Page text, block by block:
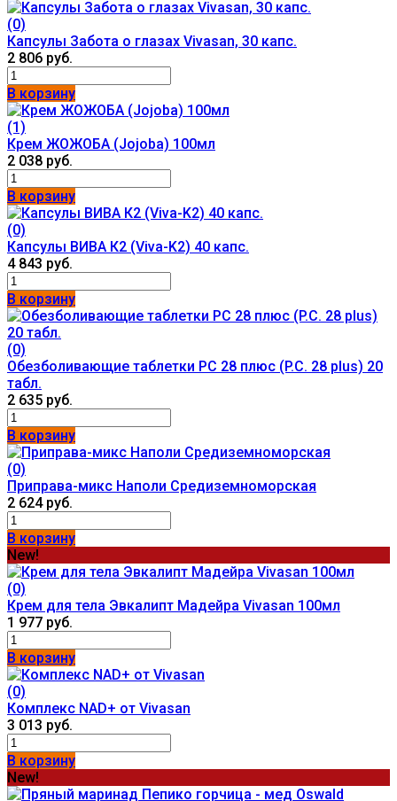
(0)
Капсулы Забота о глазах Vivasan, 30 капс.
2 806 руб.
В корзину
(1)
Крем ЖОЖОБА (Jojoba) 100мл
2 038 руб.
В корзину
(0)
Капсулы ВИВА К2 (Viva-K2) 40 капс.
4 843 руб.
В корзину
(0)
Обезболивающие таблетки PC 28 плюс (P.C. 28 plus) 20
табл.
2 635 руб.
В корзину
(0)
Приправа-микс Наполи Средиземноморская
2 624 руб.
В корзину
New!
(0)
Крем для тела Эвкалипт Мадейра Vivasan 100мл
1 977 руб.
В корзину
(0)
Комплекс NAD+ от Vivasan
3 013 руб.
В корзину
New!